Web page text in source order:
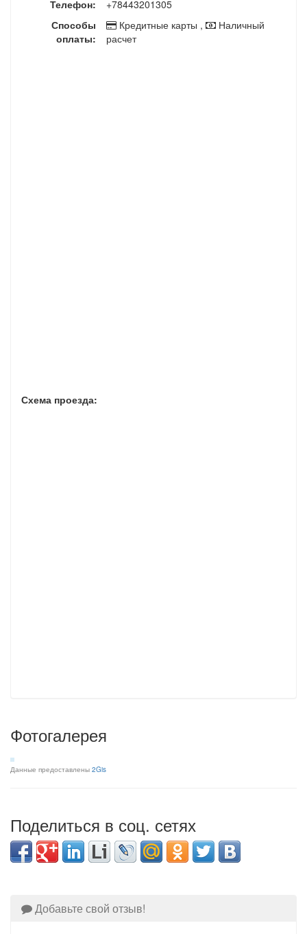
Телефон:
+78443201305
Способы
оплаты:
Кредитные карты ,
Наличный
расчет
Схема проезда:
Фотогалерея
Данные предоставлены 2Gis
Поделиться в соц. сетях
Добавьте свой отзыв!